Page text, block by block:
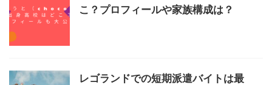
こ？プロフィールや家族構成は？
レゴランドでの短期派遣バイトは最